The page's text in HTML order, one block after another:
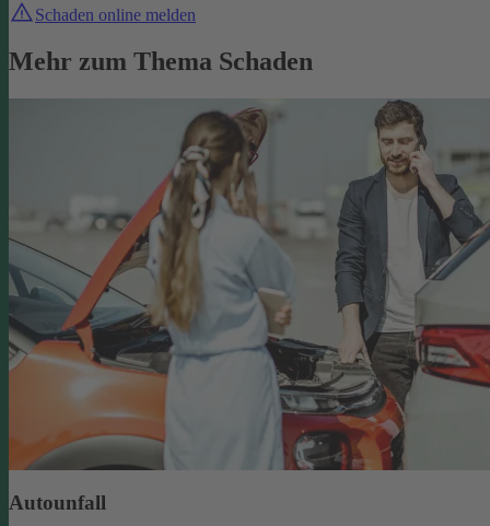
Schaden online melden
Mehr zum Thema Schaden
Autounfall